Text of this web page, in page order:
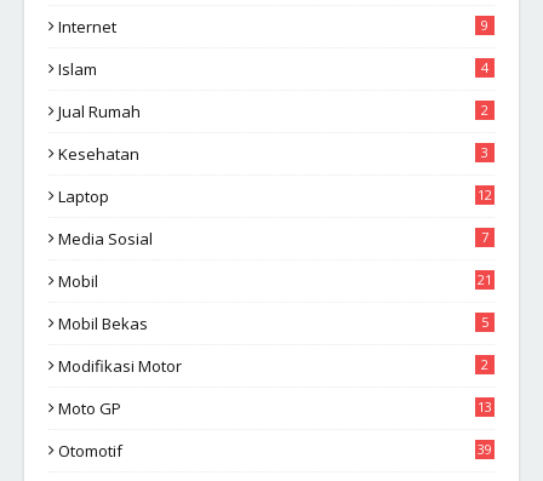
Internet 9
Islam 4
Jual Rumah 2
Kesehatan 3
Laptop 12
Media Sosial 7
Mobil 21
Mobil Bekas 5
Modifikasi Motor 2
Moto GP 13
Otomotif 39